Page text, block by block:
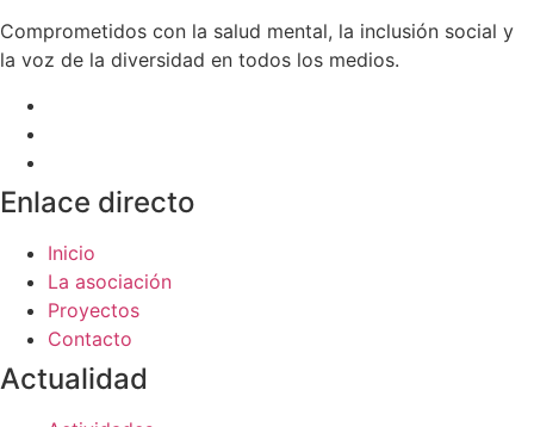
Comprometidos con la salud mental, la inclusión social y
la voz de la diversidad en todos los medios.
Enlace directo
Inicio
La asociación
Proyectos
Contacto
Actualidad